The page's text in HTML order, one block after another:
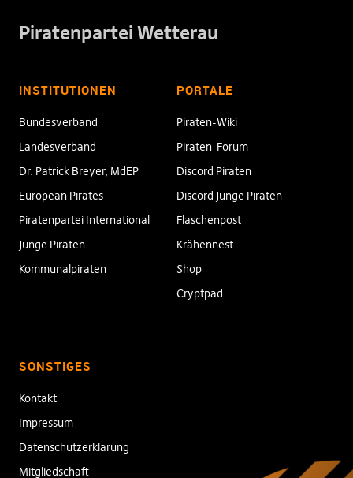
Piratenpartei Wetterau
INSTITUTIONEN
Bundesverband
Landesverband
Dr. Patrick Breyer, MdEP
European Pirates
Piratenpartei International
Junge Piraten
Kommunalpiraten
PORTALE
Piraten-Wiki
Piraten-Forum
Discord Piraten
Discord Junge Piraten
Flaschenpost
Krähennest
Shop
Cryptpad
SONSTIGES
Kontakt
Impressum
Datenschutzerklärung
Mitgliedschaft